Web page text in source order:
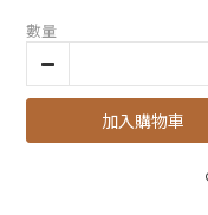
數量
加入購物車